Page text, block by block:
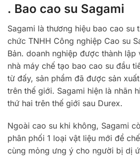
. Bao cao su Sagami
Sagami là thương hiệu bao cao su
chức TNHH Công nghiệp Cao su
Bản. doanh nghiệp được thành lập
nhà máy chế tạo bao cao su đầu
từ đấy, sản phẩm đã được sản
trên thế giới. Sagami hiện là nhãn
thứ hai trên thế giới sau Durex.
Ngoài cao su khi không, Sagami
phân phối 1 loại vật liệu mới để
cùng mỏng ưng ý cho người bị dị